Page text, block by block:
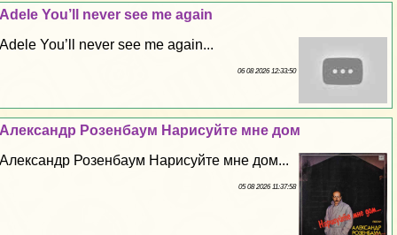
Adele You’ll never see me again
Adele You’ll never see me again...
06 08 2026 12:33:50
Александр Розенбаум Нарисуйте мне дом
Александр Розенбаум Нарисуйте мне дом...
05 08 2026 11:37:58